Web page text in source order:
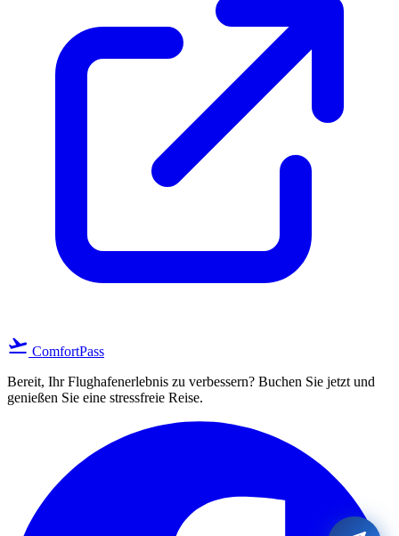
flight_takeoff ComfortPass
Bereit, Ihr Flughafenerlebnis zu verbessern? Buchen Sie jetzt und
genießen Sie eine stressfreie Reise.